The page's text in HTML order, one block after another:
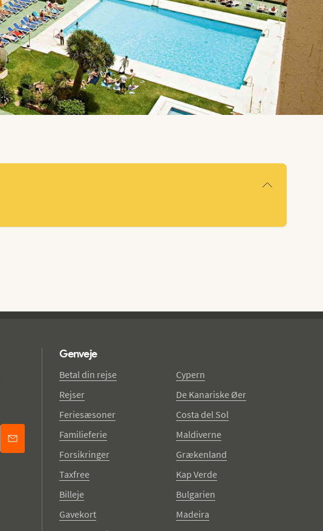
Genveje
Betal din rejse
Rejser
Feriesæsoner
Familieferie
Forsikringer
Taxfree
Billeje
Gavekort
Cypern
De Kanariske Øer
Costa del Sol
Maldiverne
Grækenland
Kap Verde
Bulgarien
Madeira